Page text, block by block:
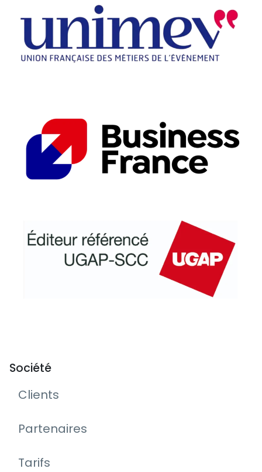
Société
Clients
Partenaires
Tarifs